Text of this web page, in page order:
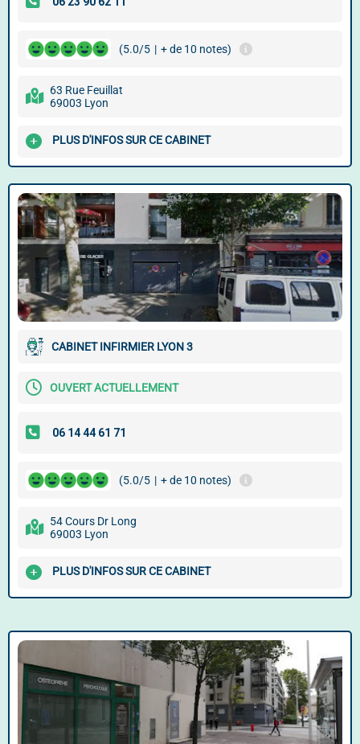
(5.0/5 | + de 10 notes)
63 Rue Feuillat
69003 Lyon
PLUS D'INFOS SUR CE CABINET
CABINET INFIRMIER LYON 3
OUVERT ACTUELLEMENT
(5.0/5 | + de 10 notes)
54 Cours Dr Long
69003 Lyon
PLUS D'INFOS SUR CE CABINET